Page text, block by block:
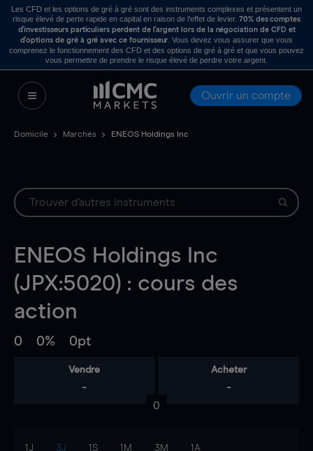
Les CFD et les options de gré à gré sont des instruments complexes et présentent un
risque élevé de perte rapide en capital en raison de l’effet de levier. 70% des comptes
d’investisseurs particuliers perdent de l’argent lors de la négociation de CFD et
d’options de gré à gré avec ce fournisseur . Vous devez vous assurer que vous
comprenez le fonctionnement des CFD et des options de gré à gré et que vous pouvez
vous permettre de prendre le risque élevé de perdre votre argent.
Ouvrir un compte
Domicile Marchés ENEOS Holdings Inc
ENEOS Holdings Inc
(JPX:5020) : cours des
action
0 0% 0pt
Vendre
-
Acheter
-
0
1J 3J 1S 1M 3M 1A